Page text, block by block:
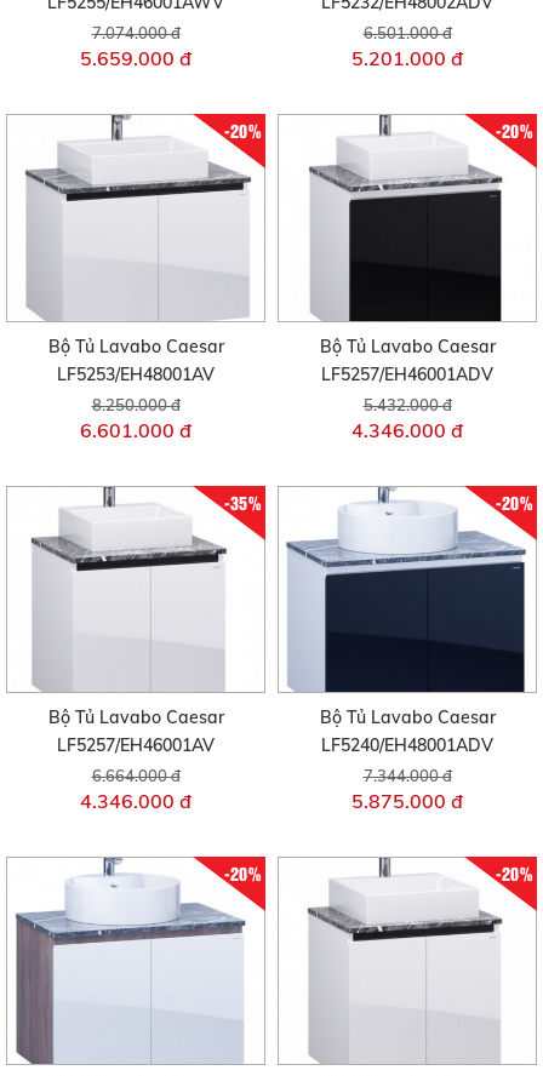
7.074.000 đ
5.659.000 đ
6.501.000 đ
5.201.000 đ
-20%
Bộ Tủ Lavabo Caesar
LF5253/EH48001AV
8.250.000 đ
6.601.000 đ
-20%
Bộ Tủ Lavabo Caesar
LF5257/EH46001ADV
5.432.000 đ
4.346.000 đ
-35%
Bộ Tủ Lavabo Caesar
LF5257/EH46001AV
6.664.000 đ
4.346.000 đ
-20%
Bộ Tủ Lavabo Caesar
LF5240/EH48001ADV
7.344.000 đ
5.875.000 đ
-20% -20%